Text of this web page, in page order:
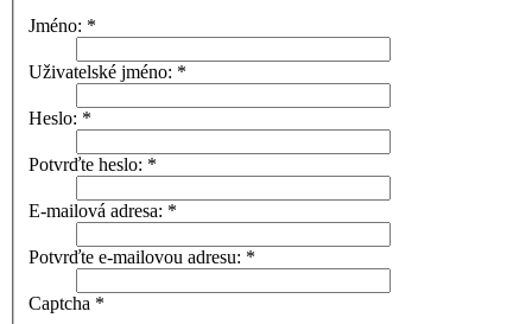
Jméno: *
Uživatelské jméno: *
Heslo: *
Potvrďte heslo: *
E-mailová adresa: *
Potvrďte e-mailovou adresu: *
Captcha *